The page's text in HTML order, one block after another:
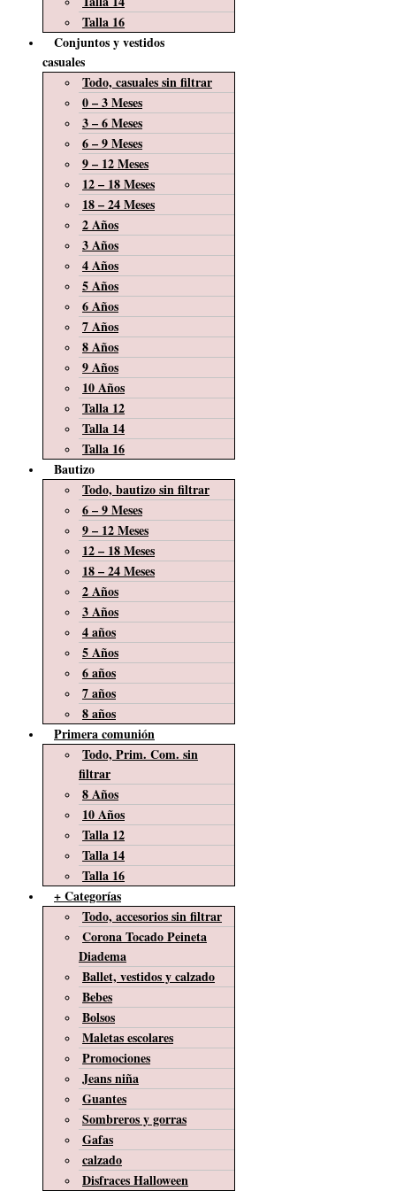
Talla 16
Conjuntos y vestidos
casuales
Todo, casuales sin filtrar
0 – 3 Meses
3 – 6 Meses
6 – 9 Meses
9 – 12 Meses
12 – 18 Meses
18 – 24 Meses
2 Años
3 Años
4 Años
5 Años
6 Años
7 Años
8 Años
9 Años
10 Años
Talla 12
Talla 14
Talla 16
Bautizo
Todo, bautizo sin filtrar
6 – 9 Meses
9 – 12 Meses
12 – 18 Meses
18 – 24 Meses
2 Años
3 Años
4 años
5 Años
6 años
7 años
8 años
Primera comunión
Todo, Prim. Com. sin
filtrar
8 Años
10 Años
Talla 12
Talla 14
Talla 16
+ Categorías
Todo, accesorios sin filtrar
Corona Tocado Peineta
Diadema
Ballet, vestidos y calzado
Bebes
Bolsos
Maletas escolares
Promociones
Jeans niña
Guantes
Sombreros y gorras
Gafas
calzado
Disfraces Halloween